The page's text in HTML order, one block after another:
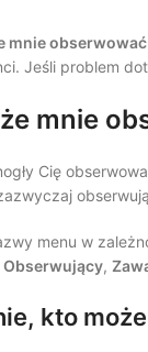
mnie obserwować
Jeśli problem
mnie
Cię
menu w
Obserwujący,
kto